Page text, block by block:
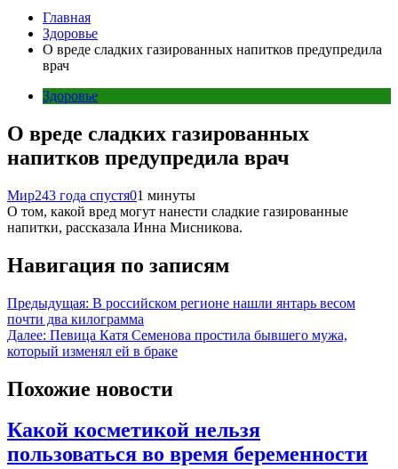
Главная
Здоровье
О вреде сладких газированных напитков предупредила
врач
Здоровье
О вреде сладких газированных
напитков предупредила врач
Мир243 года спустя01 минуты
О том, какой вред могут нанести сладкие газированные
напитки, рассказала Инна Мисникова.
Навигация по записям
Предыдущая: В российском регионе нашли янтарь весом
почти два килограмма
Далее: Певица Катя Семенова простила бывшего мужа,
который изменял ей в браке
Похожие новости
Какой косметикой нельзя
пользоваться во время беременности